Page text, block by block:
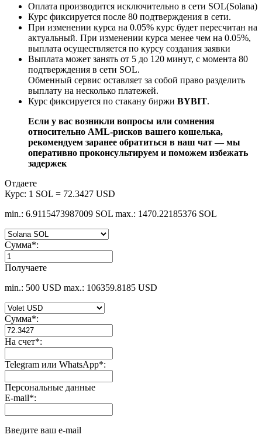
Оплата производится исключительно в сети SOL(Solana)
Курс фиксируется после 80 подтверждения в сети.
При изменении курса на 0.05% курс будет пересчитан на
актуальный. При изменении курса менее чем на 0.05%,
выплата осуществляется по курсу создания заявки
Выплата может занять от 5 до 120 минут, с момента 80
подтверждения в сети SOL.
Обменный сервис оставляет за собой право разделить
выплату на несколько платежей.
Курс фиксируется по стакану биржи BYBIT.
Если у вас возникли вопросы или сомнения
относительно AML-рисков вашего кошелька,
рекомендуем заранее обратиться в наш чат — мы
оперативно проконсультируем и поможем избежать
задержек
Отдаете
Курс: 1 SOL = 72.3427 USD
min.: 6.9115473987009 SOL max.: 1470.22185376 SOL
Сумма*:
Получаете
min.: 500 USD max.: 106359.8185 USD
Сумма*:
На счет*:
Telegram или WhatsApp*:
Персональные данные
E-mail*:
Введите ваш e-mail